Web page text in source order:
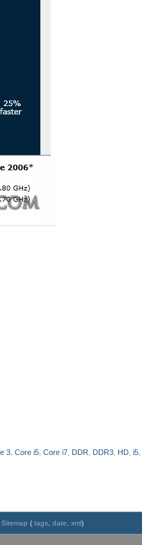
3 ,Core i5 ,Core i7 DDR DDR3 HD ,i5
Sitemap ( tags date xml)